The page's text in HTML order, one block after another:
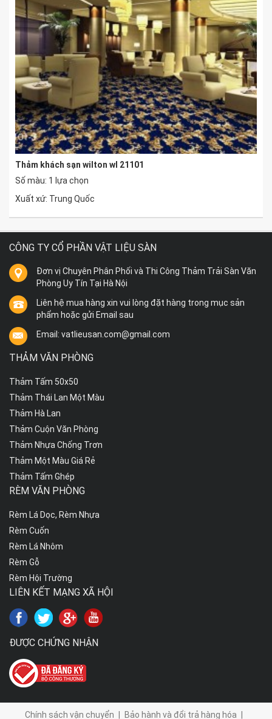
Thảm khách sạn wilton wl 21101
Số màu: 1 lựa chọn
Xuất xứ: Trung Quốc
CÔNG TY CỔ PHẦN VẬT LIỆU SÀN
Đơn vị Chuyên Phân Phối và Thi Công Thảm Trải Sàn Văn
Phòng Uy Tín Tại Hà Nội
Liên hệ mua hàng xin vui lòng đặt hàng trong mục sản
phẩm hoặc gửi Email sau
Email: vatlieusan.com@gmail.com
THẢM VĂN PHÒNG
Thảm Tấm 50x50
Thảm Thái Lan Một Màu
Thảm Hà Lan
Thảm Cuộn Văn Phòng
Thảm Nhựa Chống Trơn
Thảm Một Màu Giá Rẻ
Thảm Tấm Ghép
RÈM VĂN PHÒNG
Rèm Lá Dọc, Rèm Nhựa
Rèm Cuốn
Rèm Lá Nhôm
Rèm Gỗ
Rèm Hội Trường
LIÊN KẾT MẠNG XÃ HỘI
ĐƯỢC CHỨNG NHẬN
Chính sách vận chuyển | Bảo hành và đổi trả hàng hóa |